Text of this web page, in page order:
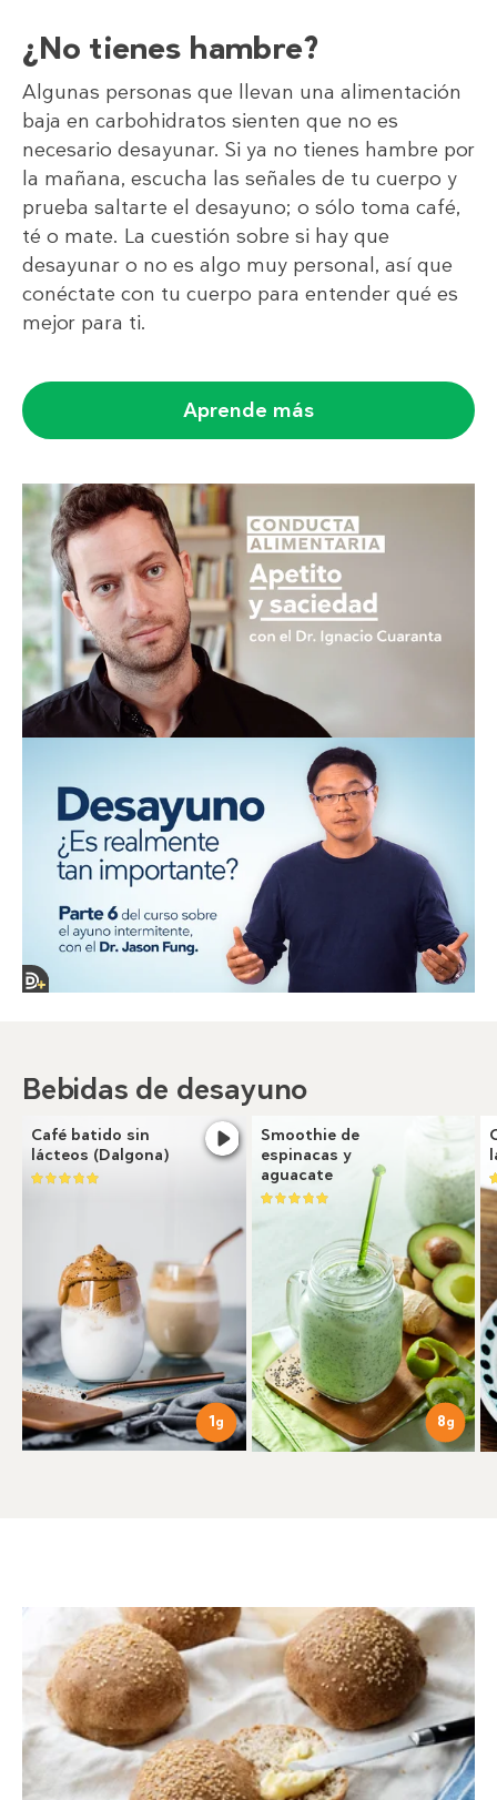
¿No tienes hambre?
Algunas personas que llevan una alimentación
baja en carbohidratos sienten que no es
necesario desayunar. Si ya no tienes hambre por
la mañana, escucha las señales de tu cuerpo y
prueba saltarte el desayuno; o sólo toma café,
té o mate. La cuestión sobre si hay que
desayunar o no es algo muy personal, así que
conéctate con tu cuerpo para entender qué es
mejor para ti.
Aprende más
Bebidas de desayuno
Café batido sin
lácteos (Dalgona)
1g
Smoothie de
espinacas y
aguacate
8g